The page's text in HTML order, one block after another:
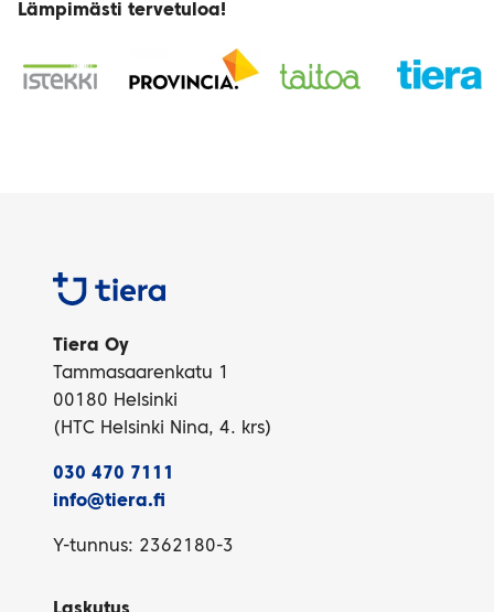
Lämpimästi tervetuloa!
Tiera
Tiera Oy
Tammasaarenkatu 1
00180 Helsinki
(HTC Helsinki Nina, 4. krs)
030 470 7111
info@tiera.fi
Y-tunnus: 2362180-3